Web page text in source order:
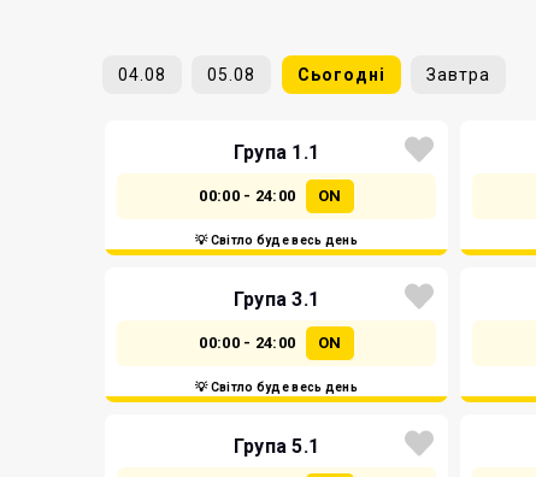
04.08 05.08 Сьогодні Завтра
Група 1.1
00:00 - 24:00 ON
💡 Світло буде весь день
Група 3.1
00:00 - 24:00 ON
💡 Світло буде весь день
Група 5.1